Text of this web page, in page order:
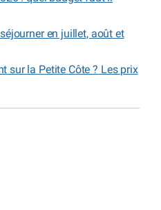
en juillet, août et
sur la Petite Côte ? Les prix